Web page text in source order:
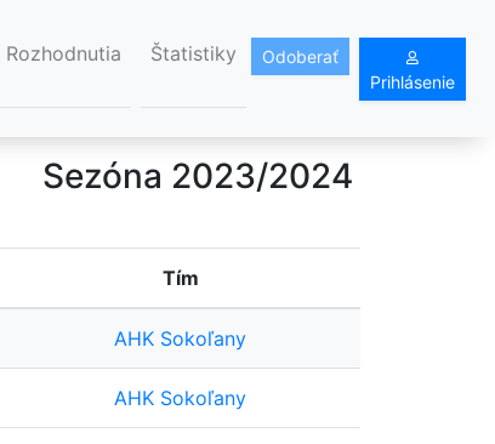
Rozhodnutia Štatistiky
Odoberať
Prihlásenie
Sezóna 2023/2024
Tím
AHK Sokoľany
AHK Sokoľany